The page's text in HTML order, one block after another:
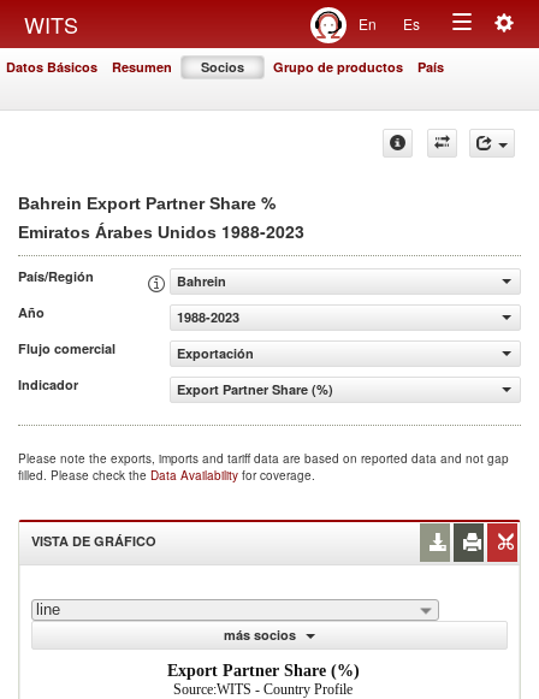
WITS En Es
Toggle
Datos Básicos Resumen Socios Grupo de productos País
Bahrein Export Partner Share %
Emiratos Árabes Unidos 1988-2023
País/Región
Bahrein
Año
1988-2023
Flujo comercial
Exportación
Indicador
Export Partner Share (%)
Please note the exports, imports and tariff data are based on reported data and not gap
filled. Please check the Data Availability for coverage.
VISTA DE GRÁFICO
line
más socios
Export Partner Share (%)
Source:WITS - Country Profile